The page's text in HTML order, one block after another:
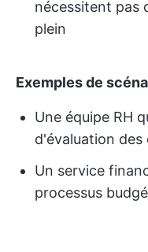
nécessitent pas
plein
Exemples de
Une équipe RH
d'évaluation des
Un service
processus